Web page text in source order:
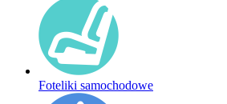
Foteliki samochodowe